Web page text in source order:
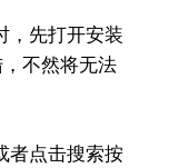
，先打开安装
不然将无法
者点击搜索按